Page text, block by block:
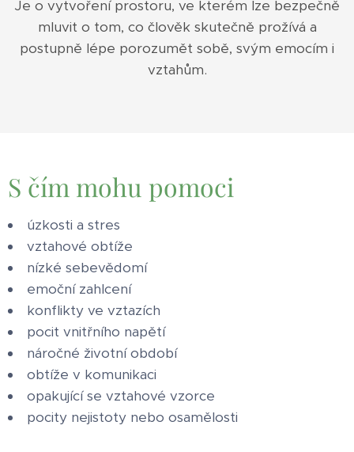
Je o vytvoření prostoru, ve kterém lze bezpečně
mluvit o tom, co člověk skutečně prožívá a
postupně lépe porozumět sobě, svým emocím i
vztahům.
S čím mohu pomoci
úzkosti a stres
vztahové obtíže
nízké sebevědomí
emoční zahlcení
konflikty ve vztazích
pocit vnitřního napětí
náročné životní období
obtíže v komunikaci
opakující se vztahové vzorce
pocity nejistoty nebo osamělosti